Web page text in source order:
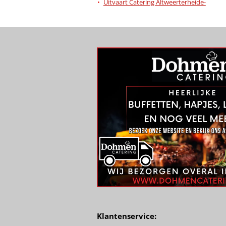
Uitvaart Catering Altweerterheide-
Klantenservice: